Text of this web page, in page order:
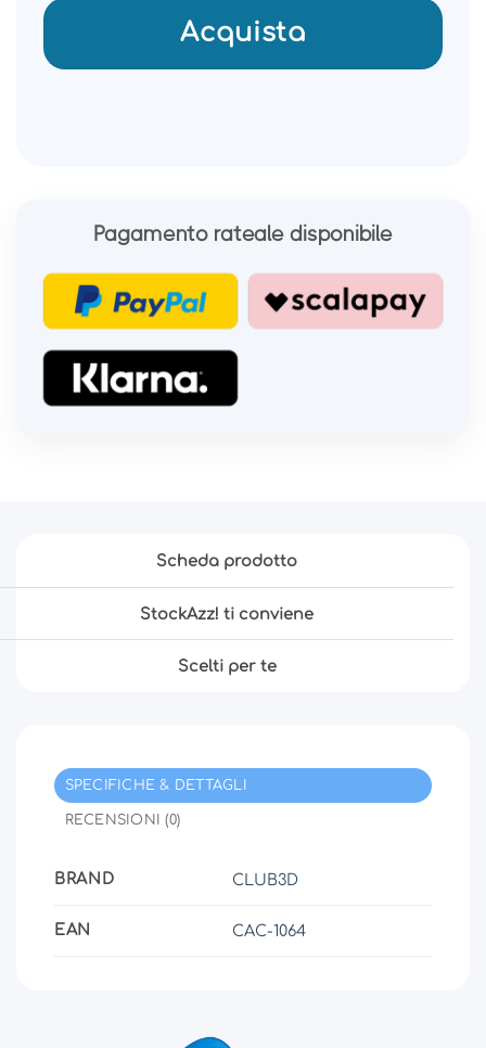
Acquista
Pagamento rateale disponibile
Scheda prodotto
StockAzz! ti conviene
Scelti per te
SPECIFICHE & DETTAGLI
RECENSIONI (0)
BRAND CLUB3D
EAN CAC-1064